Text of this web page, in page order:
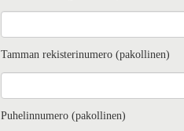
Tamman rekisterinumero (pakollinen)
Puhelinnumero (pakollinen)